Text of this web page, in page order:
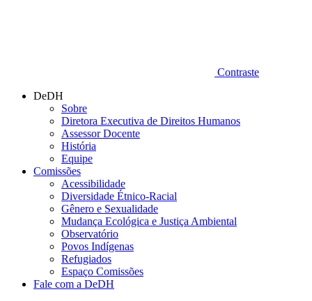
Contraste
DeDH
Sobre
Diretora Executiva de Direitos Humanos
Assessor Docente
História
Equipe
Comissões
Acessibilidade
Diversidade Étnico-Racial
Gênero e Sexualidade
Mudança Ecológica e Justiça Ambiental
Observatório
Povos Indígenas
Refugiados
Espaço Comissões
Fale com a DeDH